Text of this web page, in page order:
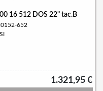
16 512 DOS 22" tac.B
652
1.321,95 €